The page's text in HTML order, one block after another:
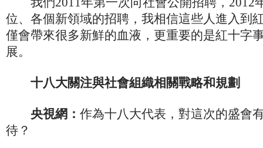
位、各個新領域的招聘，我相信這些人進入到
僅會帶來很多新鮮的血液，更重要的是紅十字
展。
十八大關注與社會組織相關戰略和規劃
央視網： 作為十八大代表，對這次的盛會
待？